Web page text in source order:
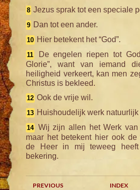
8 Jezus sprak tot een speciale
9 Dan tot een ander.
10 Hier betekent het “God”.
11
De engelen riepen tot
Glorie”, want van iemand
heiligheid verkeert, kan men
Christus is bekleed.
12 Ook de vrije wil.
13 Huishoudelijk werk
14 Wij zijn allen het Werk van
maar het betekent hier ook de
de Heer in mij teweeg heeft
bekering.
PREVIOUS INDEX